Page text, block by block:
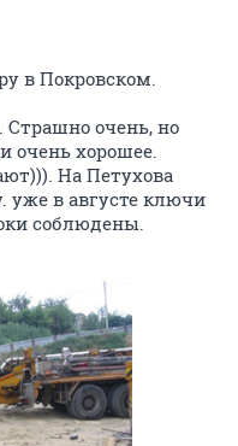
в Покровском.
очень, но
очень хорошее.
На Петухова
уже в августе ключи
соблюдены.